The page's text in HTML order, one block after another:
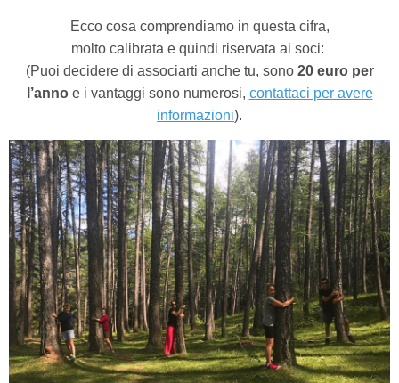
Ecco cosa comprendiamo in questa cifra,
molto calibrata e quindi riservata ai soci:
(Puoi decidere di associarti anche tu, sono 20 euro per
l’annoe i vantaggi sono numerosi, contattaci per avere
informazioni).